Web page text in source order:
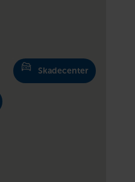
Skadecenter